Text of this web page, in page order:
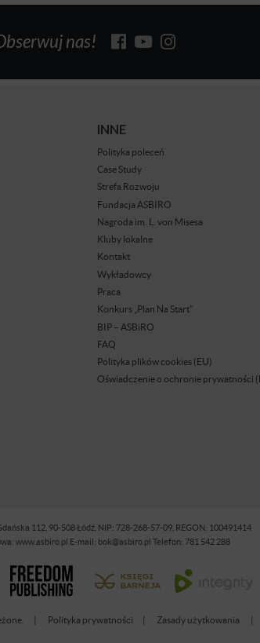
nas!
INNE
Polityka poleceń
Case Study
Strefa Rozwoju
Fundacja ASBIRO
Nagroda im. L. von Misesa
Kluby lokalne
Kontakt
Wykładowcy
Praca
Konkurs „Plan Na Start”
BIP – ASBiRO
FAQ
Polityka plików cookies (EU)
Oświadczenie o ochronie prywatności
112, 90-508 Łódź, NIP: 728-268-57-09, REGON: 100491414
www.asbiro.pl E-mail: bok@asbiro.pl Telefon: 781 542 288
Polityka prywatności Zasady użytkowania